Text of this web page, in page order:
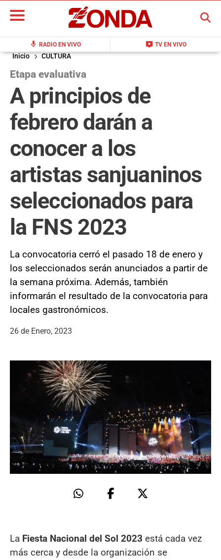
mic RADIO EN VIVO live_tv TV EN VIVO
BUSCAR
Inicio CULTURA
Etapa evaluativa
A principios de
febrero darán a
conocer a los
artistas sanjuaninos
seleccionados para
la FNS 2023
La convocatoria cerró el pasado 18 de enero y
los seleccionados serán anunciados a partir de
la semana próxima. Además, también
informarán el resultado de la convocatoria para
locales gastronómicos.
26 de Enero, 2023
La Fiesta Nacional del Sol 2023 está cada vez
más cerca y desde la organización se